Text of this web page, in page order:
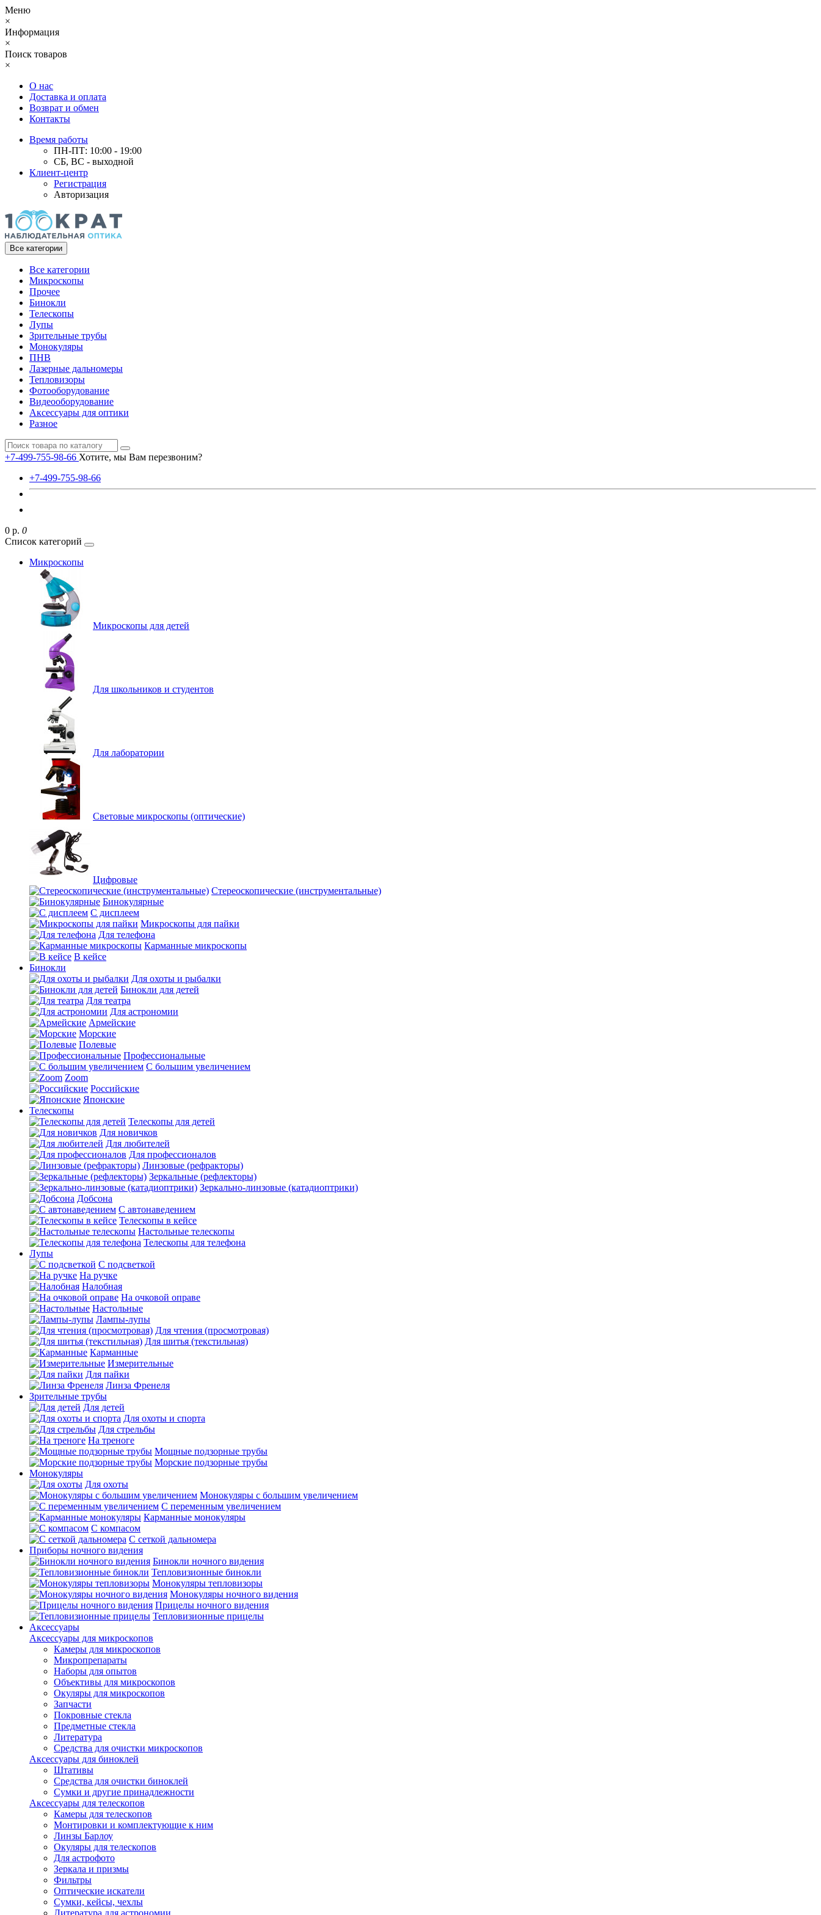
Меню
×
Информация
×
Поиск товаров
×
О нас
Доставка и оплата
Возврат и обмен
Контакты
Время работы
ПН-ПТ: 10:00 - 19:00
СБ, ВС - выходной
Клиент-центр
Регистрация
Авторизация
Все категории
Все категории
Микроскопы
Прочее
Бинокли
Телескопы
Лупы
Зрительные трубы
Монокуляры
ПНВ
Лазерные дальномеры
Тепловизоры
Фотооборудование
Видеооборудование
Аксессуары для оптики
Разное
+7-499-755-98-66 Хотите, мы Вам перезвоним?
+7-499-755-98-66
0 р. 0
Список категорий
Микроскопы
Микроскопы для детей
Для школьников и студентов
Для лаборатории
Световые микроскопы (оптические)
Цифровые
Стереоскопические (инструментальные)
Бинокулярные
С дисплеем
Микроскопы для пайки
Для телефона
Карманные микроскопы
В кейсе
Бинокли
Для охоты и рыбалки
Бинокли для детей
Для театра
Для астрономии
Армейские
Морские
Полевые
Профессиональные
С большим увеличением
Zoom
Российские
Японские
Телескопы
Телескопы для детей
Для новичков
Для любителей
Для профессионалов
Линзовые (рефракторы)
Зеркальные (рефлекторы)
Зеркально-линзовые (катадиоптрики)
Добсона
С автонаведением
Телескопы в кейсе
Настольные телескопы
Телескопы для телефона
Лупы
С подсветкой
На ручке
Налобная
На очковой оправе
Настольные
Лампы-лупы
Для чтения (просмотровая)
Для шитья (текстильная)
Карманные
Измерительные
Для пайки
Линза Френеля
Зрительные трубы
Для детей
Для охоты и спорта
Для стрельбы
На треноге
Мощные подзорные трубы
Морские подзорные трубы
Монокуляры
Для охоты
Монокуляры с большим увеличением
С переменным увеличением
Карманные монокуляры
С компасом
С сеткой дальномера
Приборы ночного видения
Бинокли ночного видения
Тепловизионные бинокли
Монокуляры тепловизоры
Монокуляры ночного видения
Прицелы ночного видения
Тепловизионные прицелы
Аксессуары
Аксессуары для микроскопов
Камеры для микроскопов
Микропрепараты
Наборы для опытов
Объективы для микроскопов
Окуляры для микроскопов
Запчасти
Покровные стекла
Предметные стекла
Литература
Средства для очистки микроскопов
Аксессуары для биноклей
Штативы
Средства для очистки биноклей
Сумки и другие принадлежности
Аксессуары для телескопов
Камеры для телескопов
Монтировки и комплектующие к ним
Линзы Барлоу
Окуляры для телескопов
Для астрофото
Зеркала и призмы
Фильтры
Оптические искатели
Сумки, кейсы, чехлы
Литература для астрономии